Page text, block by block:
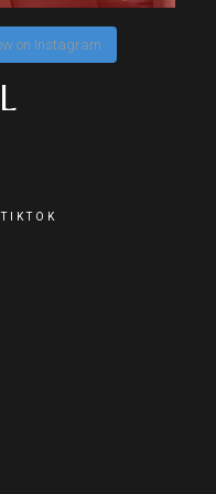
on Instagram
TIKTOK